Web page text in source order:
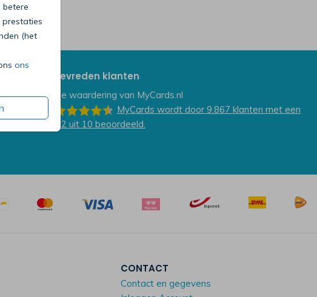
betere
prestaties
(het
ons
Tevreden klanten
De waardering van MyCards.nl
MyCards wordt door 9.867 klanten met een
9.2 uit 10 beoordeeld.
CONTACT
Contact en gegevens